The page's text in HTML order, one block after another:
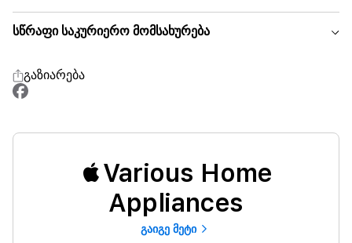
სწრაფი საკურიერო მომსახურება
გაზიარება
Various Home
Appliances
გაიგე მეტი